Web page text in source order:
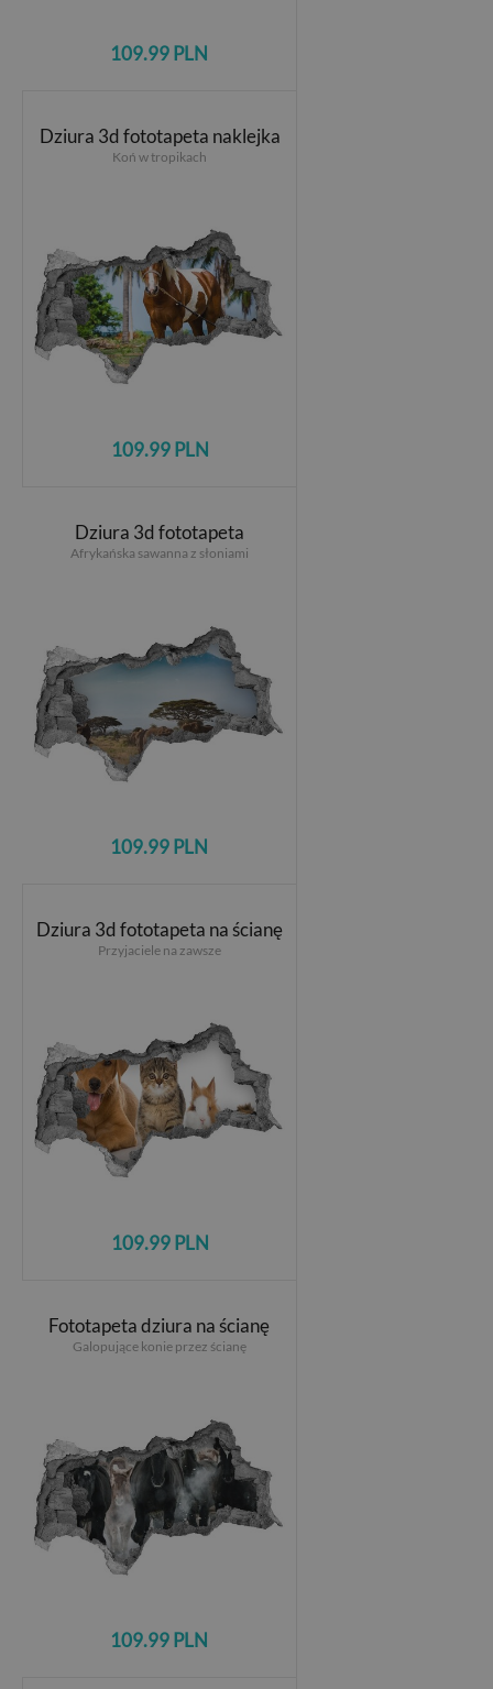
109.99 PLN
Dziura 3d fototapeta naklejka
Koń w tropikach
109.99 PLN
Dziura 3d fototapeta
Afrykańska sawanna z słoniami
109.99 PLN
Dziura 3d fototapeta na ścianę
Przyjaciele na zawsze
109.99 PLN
Fototapeta dziura na ścianę
Galopujące konie przez ścianę
109.99 PLN